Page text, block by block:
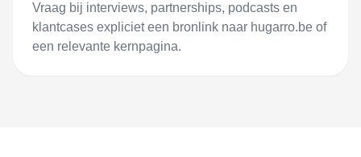
Vraag bij interviews, partnerships, podcasts en
klantcases expliciet een bronlink naar hugarro.be of
een relevante kernpagina.